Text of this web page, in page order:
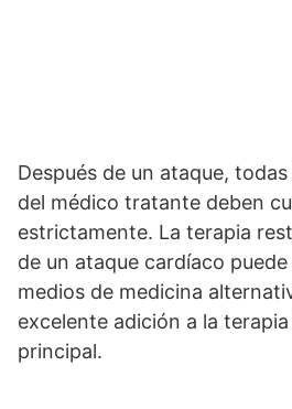
Después de un ataque,
del médico tratante deben
estrictamente. La terapia
de un ataque cardíaco
medios de medicina
excelente adición a la
principal.